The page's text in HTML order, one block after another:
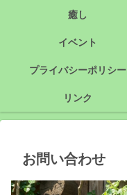
癒し
イベント
プライバシーポリシー
リンク
お問い合わせ